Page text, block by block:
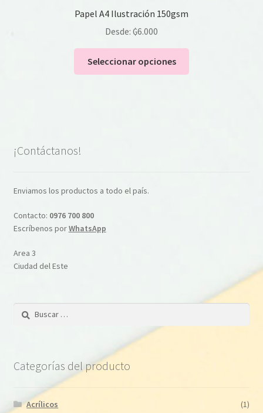
Papel A4 Ilustración 150gsm
Desde: ₲6.000
Seleccionar opciones
¡Contáctanos!
Enviamos los productos a todo el país.
Contacto: 0976 700 800
Escríbenos porWhatsApp
Area 3
Ciudad del Este
Categorías del producto
Acrílicos
(1)